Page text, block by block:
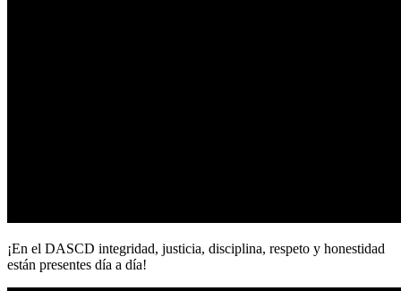
¡En el DASCD integridad, justicia, disciplina, respeto y honestidad
están presentes día a día!